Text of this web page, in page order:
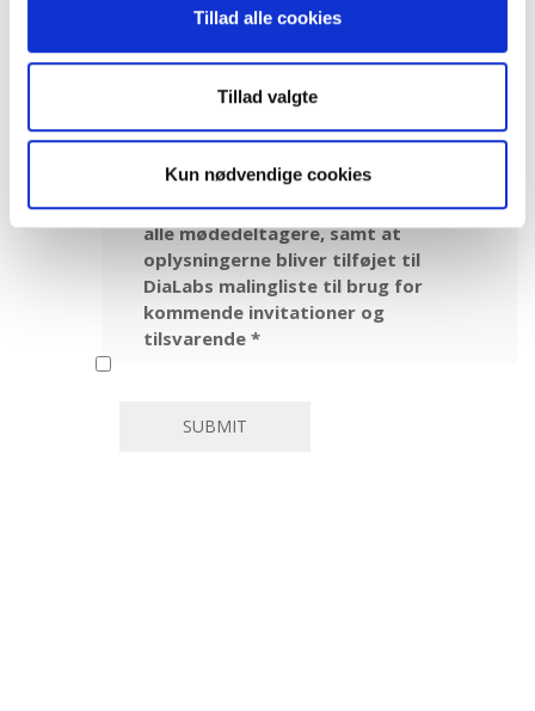
Tillad alle cookies
Tillad valgte
Kun nødvendige cookies
Mailadresse*
Jeg accepterer, at DiaLab behandler
min persondata iht. DiaLabs
ovenstående oplysninger indgår i en
deltagerliste der er tilgængelig for
alle mødedeltagere, samt at
oplysningerne bliver tilføjet til
DiaLabs malingliste til brug for
kommende invitationer og
tilsvarende *